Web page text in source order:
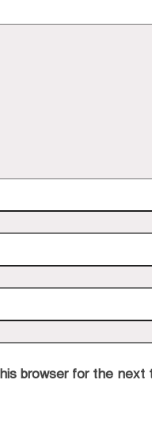
browser for the next